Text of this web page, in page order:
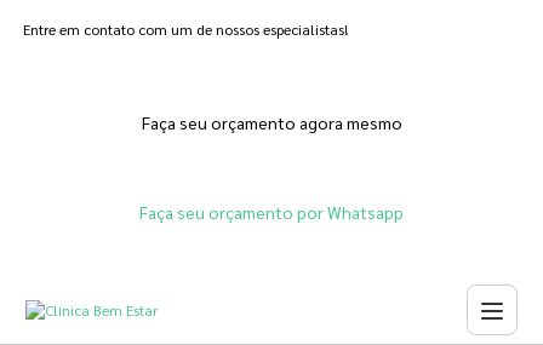
Entre em contato com um de nossos especialistas!
Faça seu orçamento agora mesmo
Faça seu orçamento por Whatsapp